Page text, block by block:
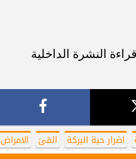
النشرة الداخلية
اضرار حبة البركة القئ الامراض